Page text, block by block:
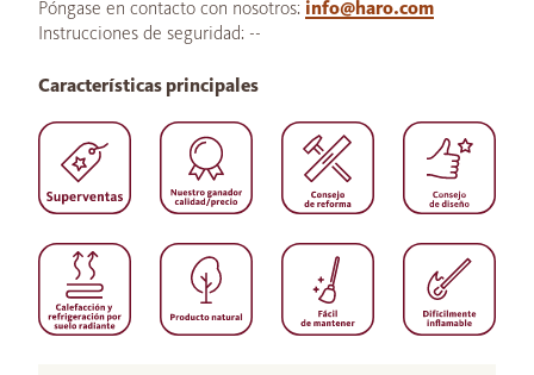
Póngase en contacto con nosotros: info@haro.com
Instrucciones de seguridad: --
Características principales